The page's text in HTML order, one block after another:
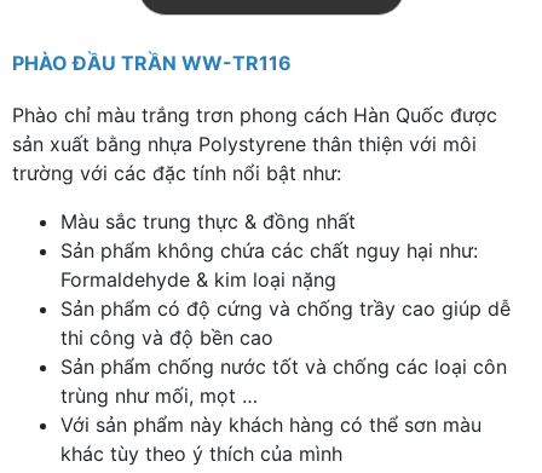
PHÀO ĐẦU TRẦN WW-TR116
Phào chỉ màu trắng trơn phong cách Hàn Quốc được
sản xuất bằng nhựa Polystyrene thân thiện với môi
trường với các đặc tính nổi bật như:
Màu sắc trung thực & đồng nhất
Sản phẩm không chứa các chất nguy hại như:
Formaldehyde & kim loại nặng
Sản phẩm có độ cứng và chống trầy cao giúp dễ
thi công và độ bền cao
Sản phẩm chống nước tốt và chống các loại côn
trùng như mối, mọt …
Với sản phẩm này khách hàng có thể sơn màu
khác tùy theo ý thích của mình